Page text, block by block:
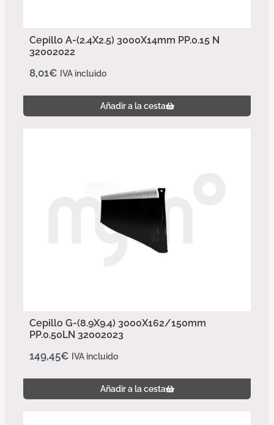
Cepillo A-(2.4X2.5) 3000X14mm PP.0.15 N
32002022
8,01€ IVA incluido
Añadir a la cesta
Cepillo G-(8.9X9.4) 3000X162/150mm
PP.0.50LN 32002023
149,45€ IVA incluido
Añadir a la cesta